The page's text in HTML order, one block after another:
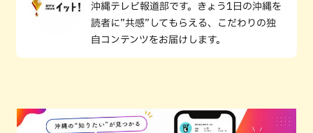
沖縄テレビ報道部です。きょう1日の沖縄を
読者に”共感”してもらえる、こだわりの独
自コンテンツをお届けします。